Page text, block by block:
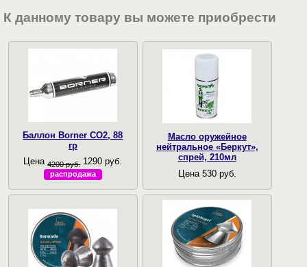
К данному товару вы можете приобрести
Баллон Borner CO2, 88
гр
Цена 4200 руб. 1290 руб.
распродажа
Масло оружейное
нейтральное «Беркут»,
спрей, 210мл
Цена 530 руб.